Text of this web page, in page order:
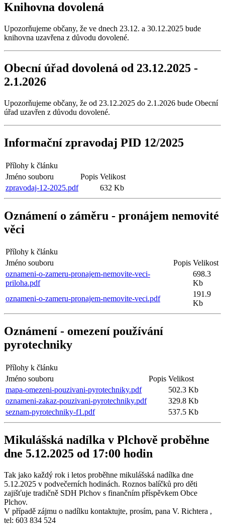
Knihovna dovolená
Upozorňujeme občany, že ve dnech 23.12. a 30.12.2025 bude
knihovna uzavřena z důvodu dovolené.
Obecní úřad dovolená od 23.12.2025 -
2.1.2026
Upozorňujeme občany, že od 23.12.2025 do 2.1.2026 bude Obecní
úřad uzavřen z důvodu dovolené.
Informační zpravodaj PID 12/2025
Přílohy k článku
Jméno souboru
Popis Velikost
zpravodaj-12-2025.pdf
632 Kb
Oznámení o záměru - pronájem nemovité
věci
Přílohy k článku
Jméno souboru
Popis Velikost
oznameni-o-zameru-pronajem-nemovite-veci-
priloha.pdf
698.3
Kb
oznameni-o-zameru-pronajem-nemovite-veci.pdf
191.9
Kb
Oznámení - omezení používání
pyrotechniky
Přílohy k článku
Jméno souboru
Popis Velikost
mapa-omezeni-pouzivani-pyrotechniky.pdf
502.3 Kb
oznameni-zakaz-pouzivani-pyrotechniky.pdf
329.8 Kb
seznam-pyrotechniky-f1.pdf
537.5 Kb
Mikulášská nadílka v Plchově proběhne
dne 5.12.2025 od 17:00 hodin
Tak jako každý rok i letos proběhne mikulášská nadílka dne
5.12.2025 v podvečerních hodinách. Roznos balíčků pro děti
zajišťuje tradičně SDH Plchov s finančním příspěvkem Obce
Plchov.
V případě zájmu o nadílku kontaktujte, prosím, pana V. Richtera ,
tel: 603 834 524